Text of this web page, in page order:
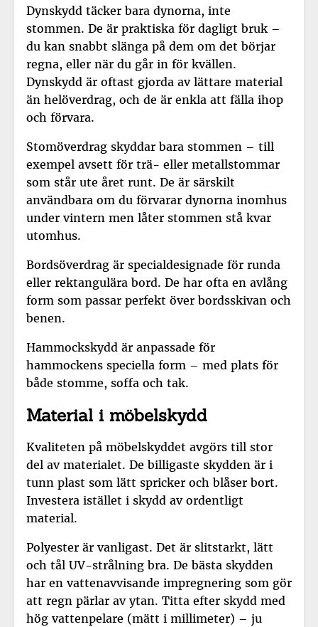
Dynskydd täcker bara dynorna, inte
stommen. De är praktiska för dagligt bruk –
du kan snabbt slänga på dem om det börjar
regna, eller när du går in för kvällen.
Dynskydd är oftast gjorda av lättare material
än helöverdrag, och de är enkla att fälla ihop
och förvara.
Stomöverdrag skyddar bara stommen – till
exempel avsett för trä- eller metallstommar
som står ute året runt. De är särskilt
användbara om du förvarar dynorna inomhus
under vintern men låter stommen stå kvar
utomhus.
Bordsöverdrag är specialdesignade för runda
eller rektangulära bord. De har ofta en avlång
form som passar perfekt över bordsskivan och
benen.
Hammockskydd är anpassade för
hammockens speciella form – med plats för
både stomme, soffa och tak.
Material i möbelskydd
Kvaliteten på möbelskyddet avgörs till stor
del av materialet. De billigaste skydden är i
tunn plast som lätt spricker och blåser bort.
Investera istället i skydd av ordentligt
material.
Polyester är vanligast. Det är slitstarkt, lätt
och tål UV-strålning bra. De bästa skydden
har en vattenavvisande impregnering som gör
att regn pärlar av ytan. Titta efter skydd med
hög vattenpelare (mätt i millimeter) – ju